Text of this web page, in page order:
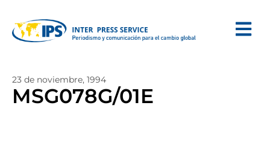
23 de noviembre, 1994
MSG078G/01E